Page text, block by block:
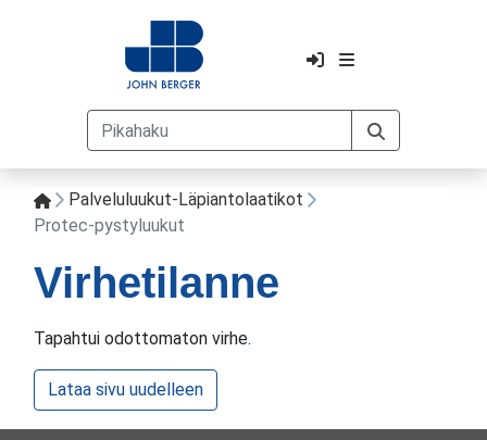
Palveluluukut-Läpiantolaatikot
Protec-pystyluukut
Virhetilanne
Tapahtui odottomaton virhe.
Lataa sivu uudelleen